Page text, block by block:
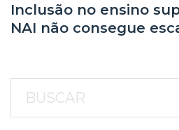
Inclusão no ensino
NAI não consegue